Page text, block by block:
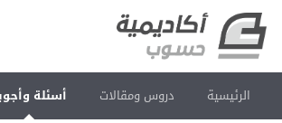
الرئيسية دروس ومقالات أسئلة